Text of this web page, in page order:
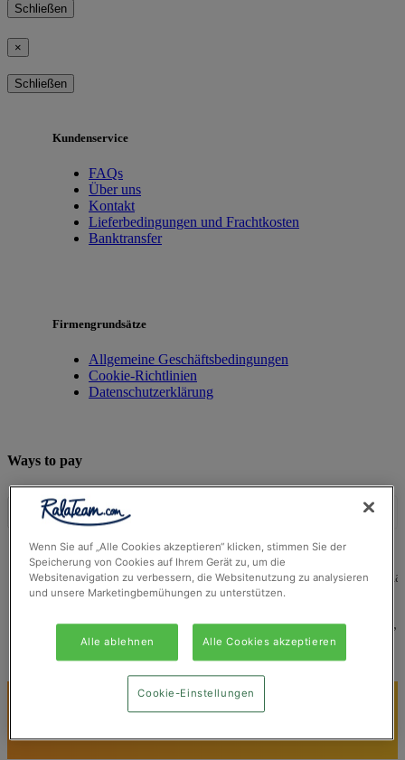
Schließen
×
Schließen
Kundenservice
FAQs
Über uns
Kontakt
Lieferbedingungen und Frachtkosten
Banktransfer
Firmengrundsätze
Allgemeine Geschäftsbedingungen
Cookie-Richtlinien
Datenschutzerklärung
Ways to pay
© Ralateam2026| Ralateam B.V., Registered in the
Reg Number 862510673
Registered Office: Ralateam B.V., Laan van Vredenoord 33,
2289DA Rijswijk, Netherlands
Wenn Sie auf „Alle Cookies akzeptieren“ klicken, stimmen Sie der
Speicherung von Cookies auf Ihrem Gerät zu, um die
Websitenavigation zu verbessern, die Websitenutzung zu analysieren
und unsere Marketingbemühungen zu unterstützen.
Alle ablehnen Alle Cookies akzeptieren
Cookie-Einstellungen